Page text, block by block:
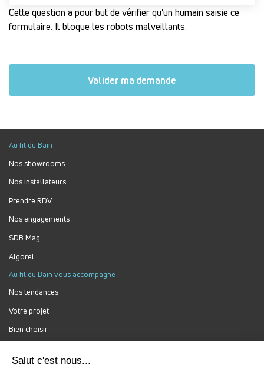
Cette question a pour but de vérifier qu'un humain saisie ce
formulaire. Il bloque les robots malveillants.
Au fil du Bain
Nos showrooms
Nos installateurs
Prendre RDV
Nos engagements
SDB Mag'
Algorel
Au fil du Bain vous accompagne
Nos tendances
Votre projet
Bien choisir